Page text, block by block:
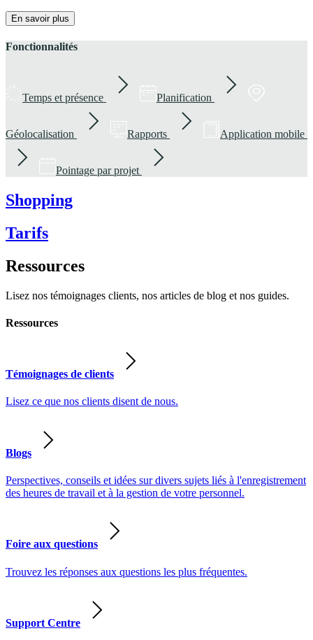
En savoir plus
Fonctionnalités
Temps et présence Planification
Géolocalisation Rapports Application mobile
Pointage par projet
Shopping
Tarifs
Ressources
Lisez nos témoignages clients, nos articles de blog et nos guides.
Ressources
Témoignages de clients
Lisez ce que nos clients disent de nous.
Blogs
Perspectives, conseils et idées sur divers sujets liés à l'enregistrement
des heures de travail et à la gestion de votre personnel.
Foire aux questions
Trouvez les réponses aux questions les plus fréquentes.
Support Centre